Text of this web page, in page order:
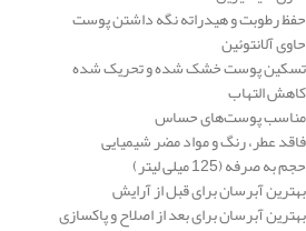
حفظ رطوبت و هیدراته نگه داشتن پوست
حاوی آلانتوئین
تسکین پوست خشک شده و تحریک شده
کاهش التهاب
مناسب پوست‌های حساس
فاقد عطر، رنگ و مواد مضر شیمیایی
حجم به صرفه (125 میلی لیتر)
بهترین آبرسان برای قبل از آرایش
بهترین آبرسان برای بعد از اصلاح و پاکسازی